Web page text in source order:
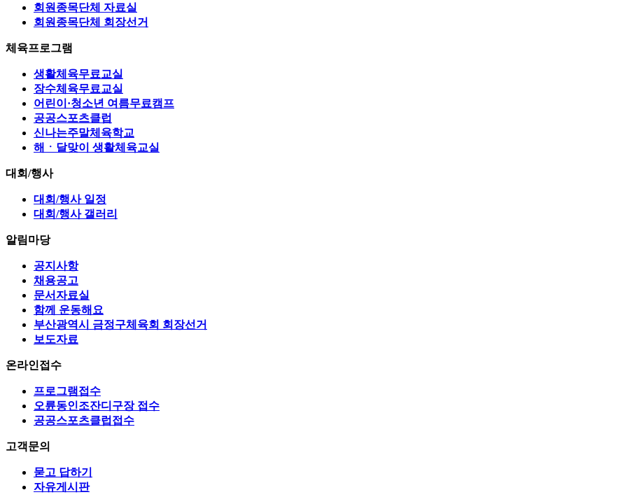
회원종목단체 자료실
회원종목단체 회장선거
체육프로그램
생활체육무료교실
장수체육무료교실
어린이·청소년 여름무료캠프
공공스포츠클럽
신나는주말체육학교
해ㆍ달맞이 생활체육교실
대회/행사
대회/행사 일정
대회/행사 갤러리
알림마당
공지사항
채용공고
문서자료실
함께 운동해요
부산광역시 금정구체육회 회장선거
보도자료
온라인접수
프로그램접수
오륜동인조잔디구장 접수
공공스포츠클럽접수
고객문의
묻고 답하기
자유게시판